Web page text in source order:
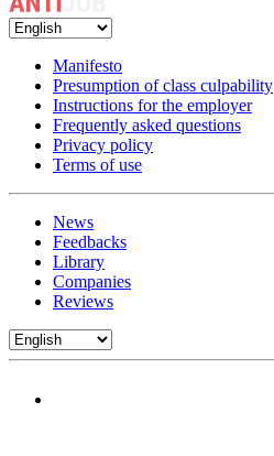
Manifesto
Presumption of class culpability
Instructions for the employer
Frequently asked questions
Privacy policy
Terms of use
News
Feedbacks
Library
Companies
Reviews